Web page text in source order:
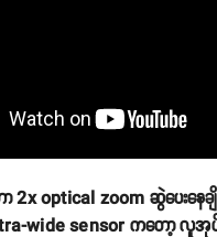
optical zoom ဆွဲပေးနေ
ultra-wide sensor ကတော့